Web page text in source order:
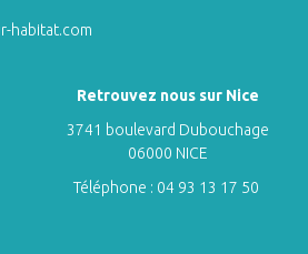
habitat.com
Retrouvez nous sur Nice
3741 boulevard Dubouchage
06000 NICE
Téléphone : 04 93 13 17 50